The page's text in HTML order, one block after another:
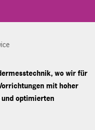
wo wir für
mit hoher
optimierten